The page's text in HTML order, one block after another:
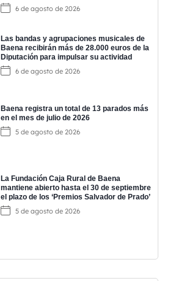
6 de agosto de 2026
Las bandas y agrupaciones musicales de
Baena recibirán más de 28.000 euros de la
Diputación para impulsar su actividad
6 de agosto de 2026
Baena registra un total de 13 parados más
en el mes de julio de 2026
5 de agosto de 2026
La Fundación Caja Rural de Baena
mantiene abierto hasta el 30 de septiembre
el plazo de los ‘Premios Salvador de Prado’
5 de agosto de 2026